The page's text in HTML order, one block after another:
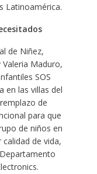
Latinoamérica.
de Niñez,
Valeria Maduro,
SOS
en las villas del
de
para que
de niños en
de vida,